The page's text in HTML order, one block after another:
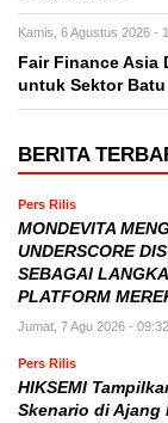
Kamis, 6 Agustus 2026 -
Fair Finance Asia
untuk Sektor Batu
BERITA
Pers Rilis
MONDEVITA
UNDERSCORE
SEBAGAI
PLATFORM
Jumat, 7 Agu 2026 -
Pers Rilis
HIKSEMI
Skenario di Ajang